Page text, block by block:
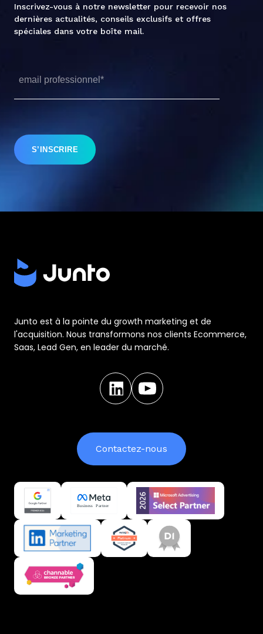
Inscrivez-vous à notre newsletter pour recevoir nos
dernières actualités, conseils exclusifs et offres
spéciales dans votre boîte mail.
Junto est à la pointe du growth marketing et de
l'acquisition. Nous transformons nos clients Ecommerce,
Saas, Lead Gen, en leader du marché.
Contactez-nous